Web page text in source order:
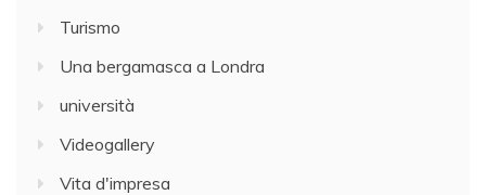
Turismo
Una bergamasca a Londra
università
Videogallery
Vita d'impresa